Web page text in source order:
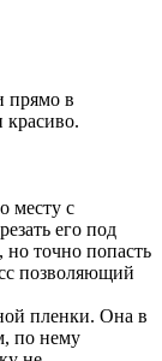
прямо в
красиво.
месту с
его под
точно попасть
позволяющий
пленки. Она в
по нему